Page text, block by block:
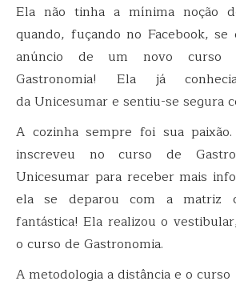
Ela não tinha a mínima noção
quando, fuçando no Facebook,
anúncio de um novo curso
Gastronomia! Ela já
da Unicesumar e sentiu-se segura
A cozinha sempre foi sua
inscreveu no curso de
Unicesumar para receber mais
ela se deparou com a matriz
fantástica! Ela realizou o
o curso de Gastronomia.
A metodologia a distância e o curso